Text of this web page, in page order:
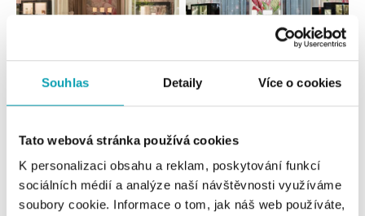
Souhlas Detaily Více o cookies
Tato webová stránka používá cookies
K personalizaci obsahu a reklam, poskytování funkcí
sociálních médií a analýze naší návštěvnosti využíváme
soubory cookie. Informace o tom, jak náš web používáte,
Všetky Slovensko
HALADA OC Eurovea, Bratislava
tel.: +421 910 284 071
dnes otvorené do 21:00